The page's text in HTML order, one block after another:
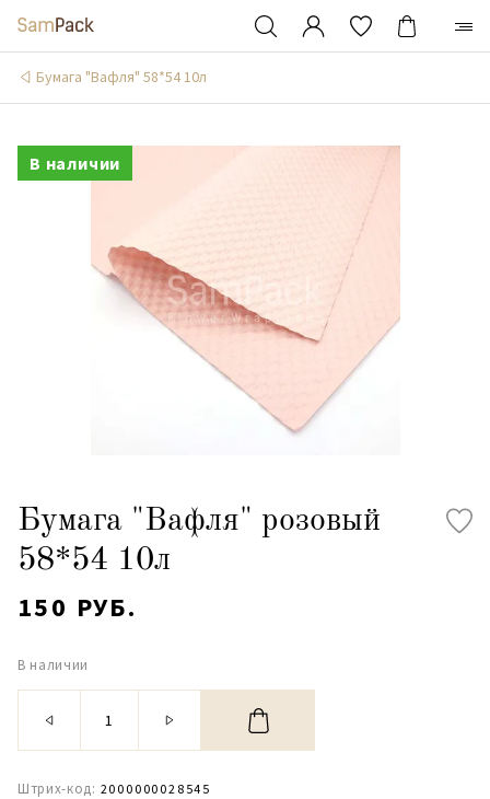
Бумага "Вафля" 58*54 10л
В наличии
Бумага "Вафля" розовый
58*54 10л
150 РУБ.
В наличии
Штрих-код: 2000000028545